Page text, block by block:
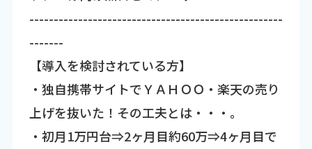
----------------------------------------------------
-------
【導入を検討されている方】
・独自携帯サイトでＹＡＨＯＯ・楽天の売り
上げを抜いた！その工夫とは・・・。
・初月1万円台⇒2ヶ月目約60万⇒4ヶ月目で